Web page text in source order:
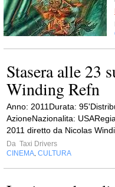
Stasera alle 23
Winding Refn
Anno: 2011Durata:
AzioneNazionalita:
2011 diretto da Nicolas
Da Taxi Drivers
CINEMA CULTURA